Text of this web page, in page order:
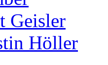
Geisler
Höller